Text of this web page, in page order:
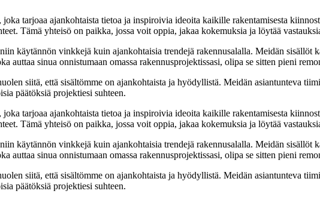
tarjoaa ajankohtaista tietoa ja inspiroivia ideoita kaikille rakentamisesta
Tämä yhteisö on paikka, jossa voit oppia, jakaa kokemuksia ja löytää
käytännön vinkkejä kuin ajankohtaisia trendejä rakennusalalla. Meidän sisällöt
auttaa sinua onnistumaan omassa rakennusprojektissasi, olipa se sitten pieni
siitä, että sisältömme on ajankohtaista ja hyödyllistä. Meidän asiantunteva
päätöksiä projektiesi suhteen.
tarjoaa ajankohtaista tietoa ja inspiroivia ideoita kaikille rakentamisesta
Tämä yhteisö on paikka, jossa voit oppia, jakaa kokemuksia ja löytää
käytännön vinkkejä kuin ajankohtaisia trendejä rakennusalalla. Meidän sisällöt
auttaa sinua onnistumaan omassa rakennusprojektissasi, olipa se sitten pieni
siitä, että sisältömme on ajankohtaista ja hyödyllistä. Meidän asiantunteva
päätöksiä projektiesi suhteen.